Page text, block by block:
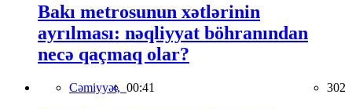
Bakı metrosunun xətlərinin
ayrılması: nəqliyyat böhranından
necə qaçmaq olar?
Cəmiyyət, 00:41 302